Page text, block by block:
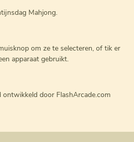
Mahjong.
om ze te selecteren, of tik er
apparaat gebruikt.
door FlashArcade.com